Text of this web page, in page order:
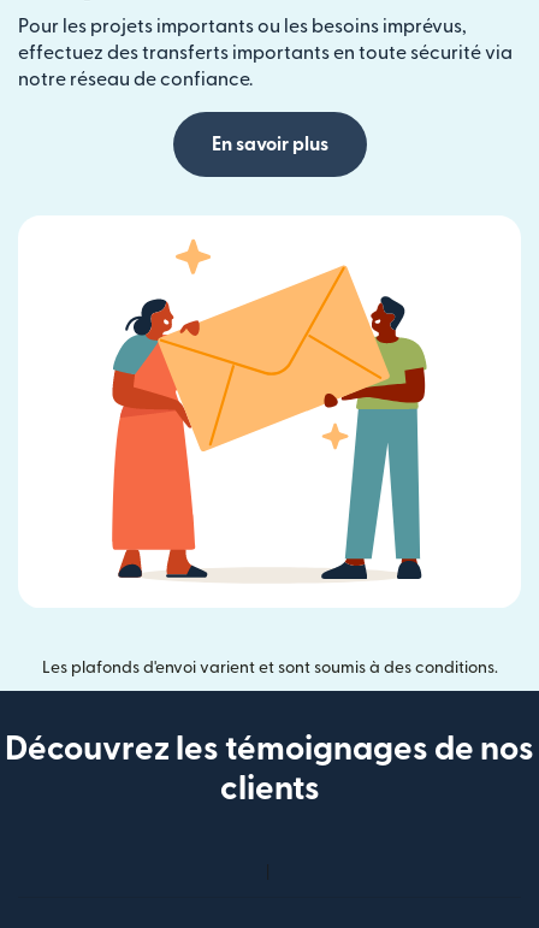
Pour les projets importants ou les besoins imprévus,
effectuez des transferts importants en toute sécurité via
notre réseau de confiance.
En savoir plus
Les plafonds d'envoi varient et sont soumis à des conditions.
Découvrez les témoignages de nos
clients